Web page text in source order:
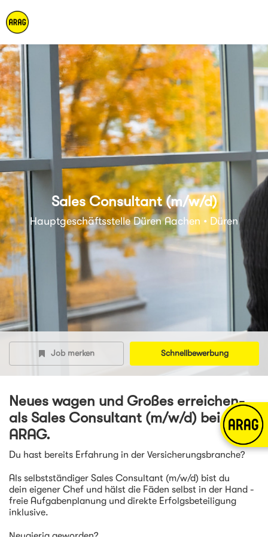
Sales Consultant (m/w/d)
Hauptgeschäftsstelle Düren Aachen • Düren
Job merken Schnellbewerbung
Neues wagen und Großes erreichen-
als Sales Consultant (m/w/d) bei der
ARAG.
Du hast bereits Erfahrung in der Versicherungsbranche?
Als selbstständiger Sales Consultant (m/w/d) bist du
dein eigener Chef und hälst die Fäden selbst in der Hand -
freie Aufgabenplanung und direkte Erfolgsbeteiligung
inklusive.